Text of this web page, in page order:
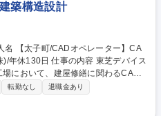
築構造設計
内容 東芝デバイス
において、建屋修繕に関わるCAD
サポートを担当します。CADスキル
入社後は現場を見学
ら始まります。CAD業務は、既存図
転勤なし
退職金あり